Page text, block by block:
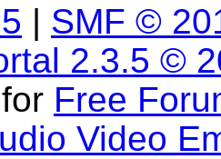
| SMF ©
2.3.5 ©
for Free
Video